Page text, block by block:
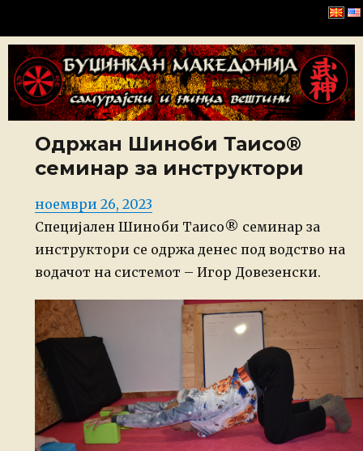
Буџинкан Македонија
Одржан Шиноби Таисо®
семинар за инструктори
Posted
on
ноември 26, 2023
Специјален Шиноби Таисо® семинар за
инструктори се одржа денес под водство на
водачот на системот – Игор Довезенски.